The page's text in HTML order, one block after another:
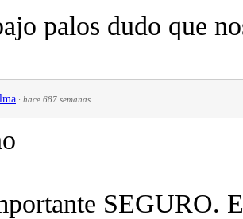
palos dudo que
· hace 687 semanas
SEGURO.